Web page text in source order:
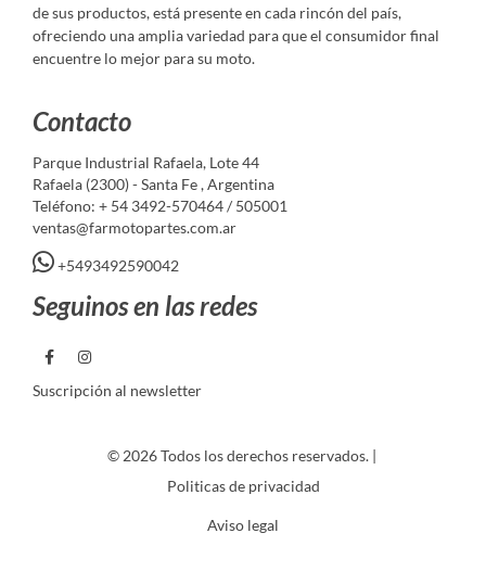
de sus productos, está presente en cada rincón del país,
ofreciendo una amplia variedad para que el consumidor final
encuentre lo mejor para su moto.
Contacto
Parque Industrial Rafaela, Lote 44
Rafaela (2300) - Santa Fe , Argentina
Teléfono: + 54 3492-570464 / 505001
ventas@farmotopartes.com.ar
+5493492590042
Seguinos en las redes
Suscripción al newsletter
© 2026 Todos los derechos reservados. |
Politicas de privacidad
Aviso legal